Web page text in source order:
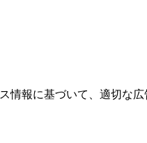
報に基づいて、適切な